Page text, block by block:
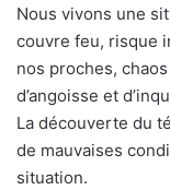
Nous vivons une
couvre feu, risque
nos proches,
d’angoisse et
La découverte du
de mauvaises
situation.